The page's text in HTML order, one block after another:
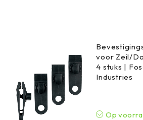
voor Zeil/
4 stuks |
Industries
Op